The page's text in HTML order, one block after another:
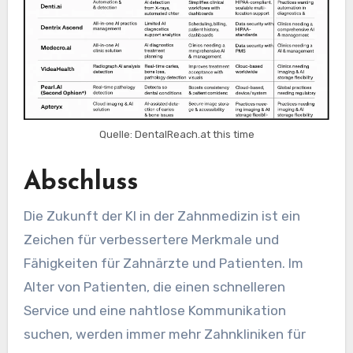
Quelle: DentalReach.at this time
Abschluss
Die Zukunft der KI in der Zahnmedizin ist ein
Zeichen für verbessertere Merkmale und
Fähigkeiten für Zahnärzte und Patienten. Im
Alter von Patienten, die einen schnelleren
Service und eine nahtlose Kommunikation
suchen, werden immer mehr Zahnkliniken für